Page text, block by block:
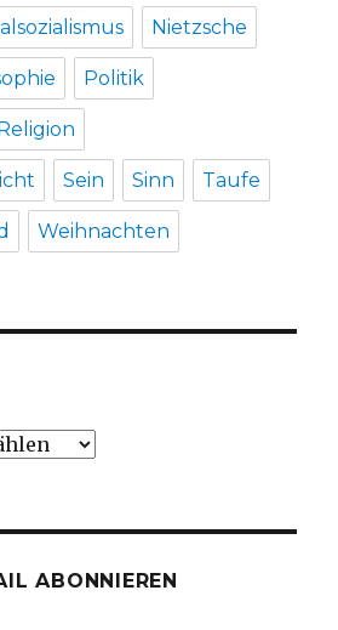
Nietzsche
Politik
Sein Sinn Taufe
Weihnachten
ABONNIEREN